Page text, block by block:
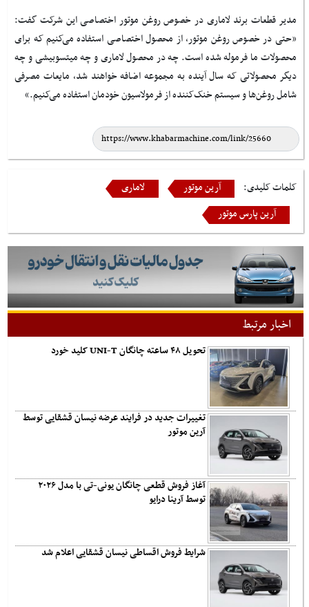
مدیر قطعات برند لاماری در خصوص روغن موتور اختصاصی این شرکت گفت:
«حتی در خصوص روغن موتور، از محصول اختصاصی استفاده می‌کنیم که برای
محصولات ما فرموله شده است. چه در محصول لاماری و چه میتسوبیشی و چه
دیگر محصولاتی که سال آینده به مجموعه اضافه خواهند شد، مایعات مصرفی
شامل روغن‌ها و سیستم‌ خنک‌کننده از فرمولاسیون خودمان استفاده می‌کنیم.
»
کلمات کلیدی: آرین موتور
لاماری
آرین پارس موتور
اخبار مرتبط
تحویل ۴۸ ساعته چانگان UNI-T کلید خورد
تغییرات جدید در فرایند عرضه نیسان قشقایی توسط
آرین موتور
آغاز فروش قطعی چانگان یونی-تی با مدل ۲۰۲۶
توسط آرینا درایو
شرایط فروش اقساطی نیسان قشقایی اعلام شد